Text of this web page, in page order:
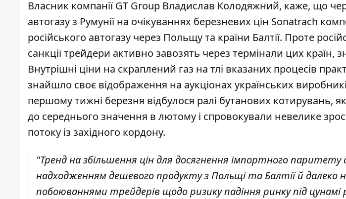
Власник компанії GT Group Владислав Колодяжний, каже, що
автогазу з Румунії на очікуваннях березневих цін Sonatrach
російського автогазу через Польщу та країни Балтії. Проте
санкції трейдери активно завозять через термінали цих країн,
Внутрішні ціни на скраплений газ на тлі вказаних процесів
знайшло своє відображення на аукціонах українських
першому тижні березня відбулося ралі бутанових котирувань,
до середнього значення в лютому і спровокували невелике
потоку із західного кордону.
"Тренд на збільшення цін для досягнення імпортного
надходженням дешевого продукту з Польщі та Балтії й далеко
побоюваннями трейдерів щодо ризику падіння ринку під цунамі